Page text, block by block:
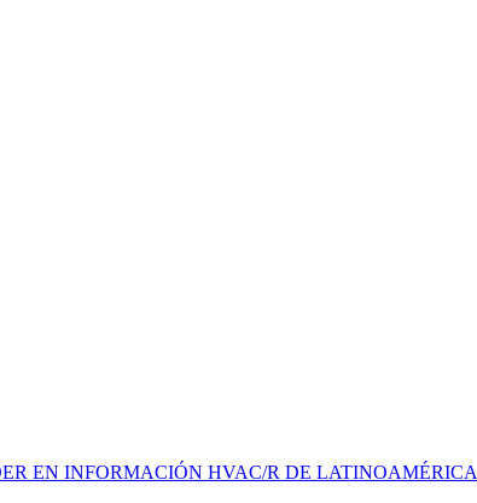
EN INFORMACIÓN HVAC/R DE LATINOAMÉRICA